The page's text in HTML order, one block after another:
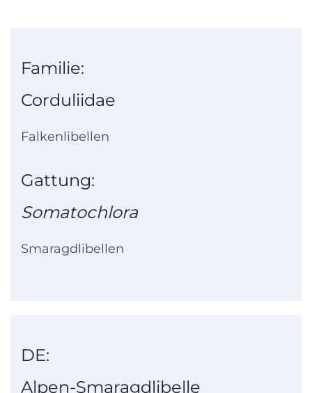
Familie:
Corduliidae
Falkenlibellen
Gattung:
Somatochlora
Smaragdlibellen
DE:
Alpen-Smaragdlibelle